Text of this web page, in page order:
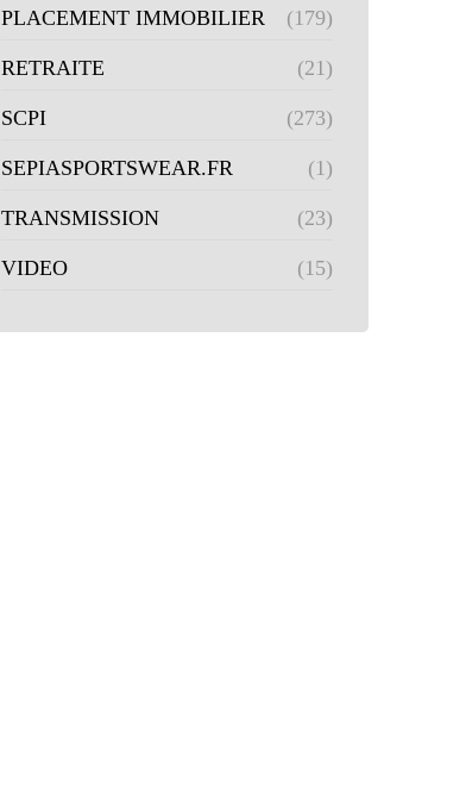
PLACEMENT IMMOBILIER (179)
RETRAITE (21)
SCPI (273)
SEPIASPORTSWEAR.FR (1)
TRANSMISSION (23)
VIDEO (15)